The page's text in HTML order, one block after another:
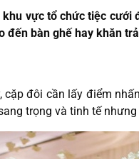
vực tổ chức tiệc
bàn ghế hay khăn
đôi cần lấy điểm
trọng và tinh tế